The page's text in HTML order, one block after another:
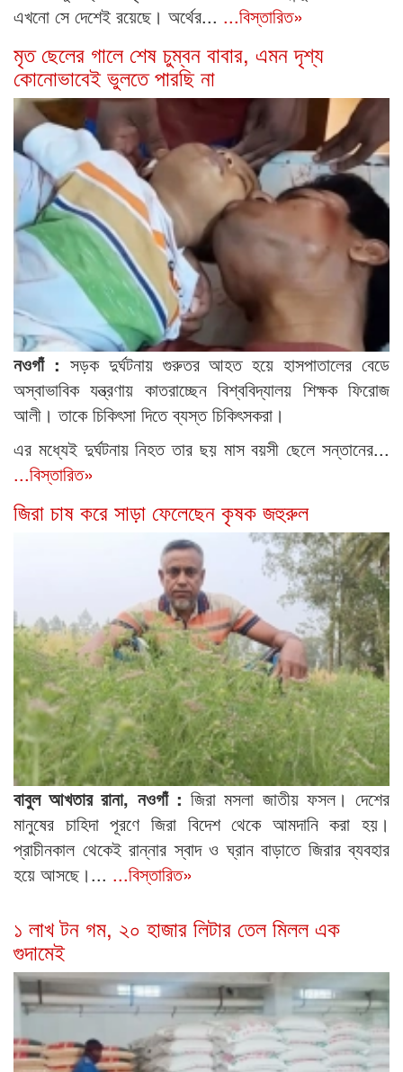
এখনো সে দেশেই রয়েছে। অর্থের... ...বিস্তারিত»
মৃত ছেলের গালে শেষ চুম্বন বাবার, এমন দৃশ্য
কোনোভাবেই ভুলতে পারছি না
নওগাঁ : সড়ক দুর্ঘটনায় গুরুতর আহত হয়ে হাসপাতালের বেডে
অস্বাভাবিক যন্ত্রণায় কাতরাচ্ছেন বিশ্ববিদ্যালয় শিক্ষক ফিরোজ
আলী। তাকে চিকিৎসা দিতে ব্যস্ত চিকিৎসকরা।
এর মধ্যেই দুর্ঘটনায় নিহত তার ছয় মাস বয়সী ছেলে সন্তানের...
...বিস্তারিত»
জিরা চাষ করে সাড়া ফেলেছেন কৃষক জহুরুল
বাবুল আখতার রানা, নওগাঁ : জিরা মসলা জাতীয় ফসল। দেশের
মানুষের চাহিদা পূরণে জিরা বিদেশ থেকে আমদানি করা হয়।
প্রাচীনকাল থেকেই রান্নার স্বাদ ও ঘ্রান বাড়াতে জিরার ব্যবহার
হয়ে আসছে।... ...বিস্তারিত»
১ লাখ টন গম, ২০ হাজার লিটার তেল মিলল এক
গুদামেই